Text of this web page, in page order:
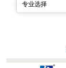
专业选择